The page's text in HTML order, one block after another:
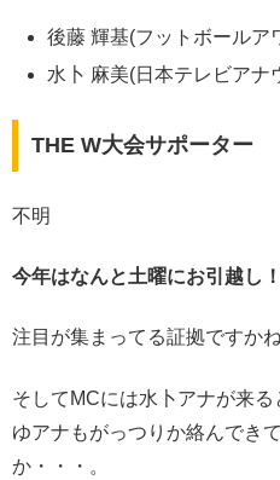
後藤 輝基(フットボールア
水卜 麻美(日本テレビアナ
THE W大会サポーター
不明
今年はなんと土曜にお引越し！
注目が集まってる証拠ですか
そしてMCには水卜アナが来
ゆアナもがっつりか絡んでき
か・・・。